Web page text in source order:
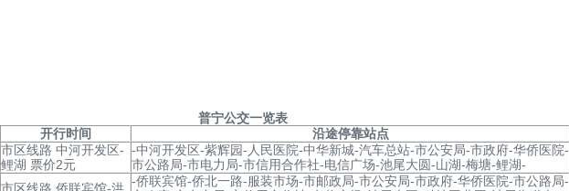
普宁公交一览表
开行时间
沿途停靠站点
市区线路 中河开发区-
鲤湖 票价2元
-中河开发区-紫辉园-人民医院-中华新城-汽车总站-市公安局-市政府-华侨医院-
市公路局-市电力局-市信用合作社-电信广场-池尾大圆-山湖-梅塘-鲤湖-
-侨联宾馆-侨北一路-服装市场-市邮政局-市公安局-市政府-华侨医院-市公路局-